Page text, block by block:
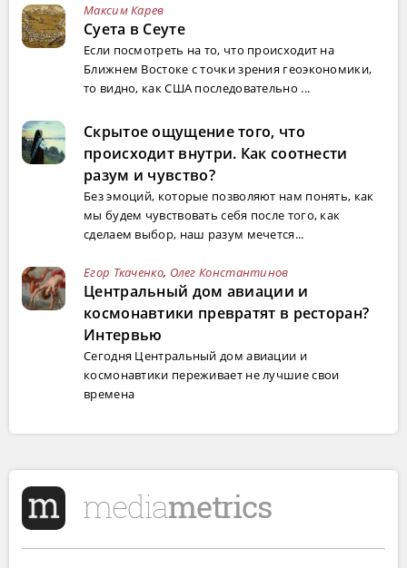
Максим Карев
Суета в Сеуте
Если посмотреть на то, что происходит на
Ближнем Востоке с точки зрения геоэкономики,
то видно, как США последовательно ...
Скрытое ощущение того, что
происходит внутри. Как соотнести
разум и чувство?
Без эмоций, которые позволяют нам понять, как
мы будем чувствовать себя после того, как
сделаем выбор, наш разум мечется...
Егор Ткаченко, Олег Константинов
Центральный дом авиации и
космонавтики превратят в ресторан?
Интервью
Сегодня Центральный дом авиации и
космонавтики переживает не лучшие свои
времена